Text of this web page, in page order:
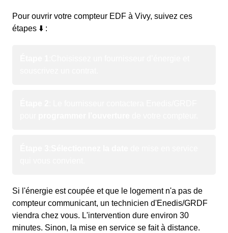
Pour ouvrir votre compteur EDF à Vivy, suivez ces
étapes ⬇️ :
Si l'énergie est coupée et que le logement n'a pas de
compteur communicant, un technicien d'Enedis/GRDF
viendra chez vous. L'intervention dure environ 30
minutes. Sinon, la mise en service se fait à distance.